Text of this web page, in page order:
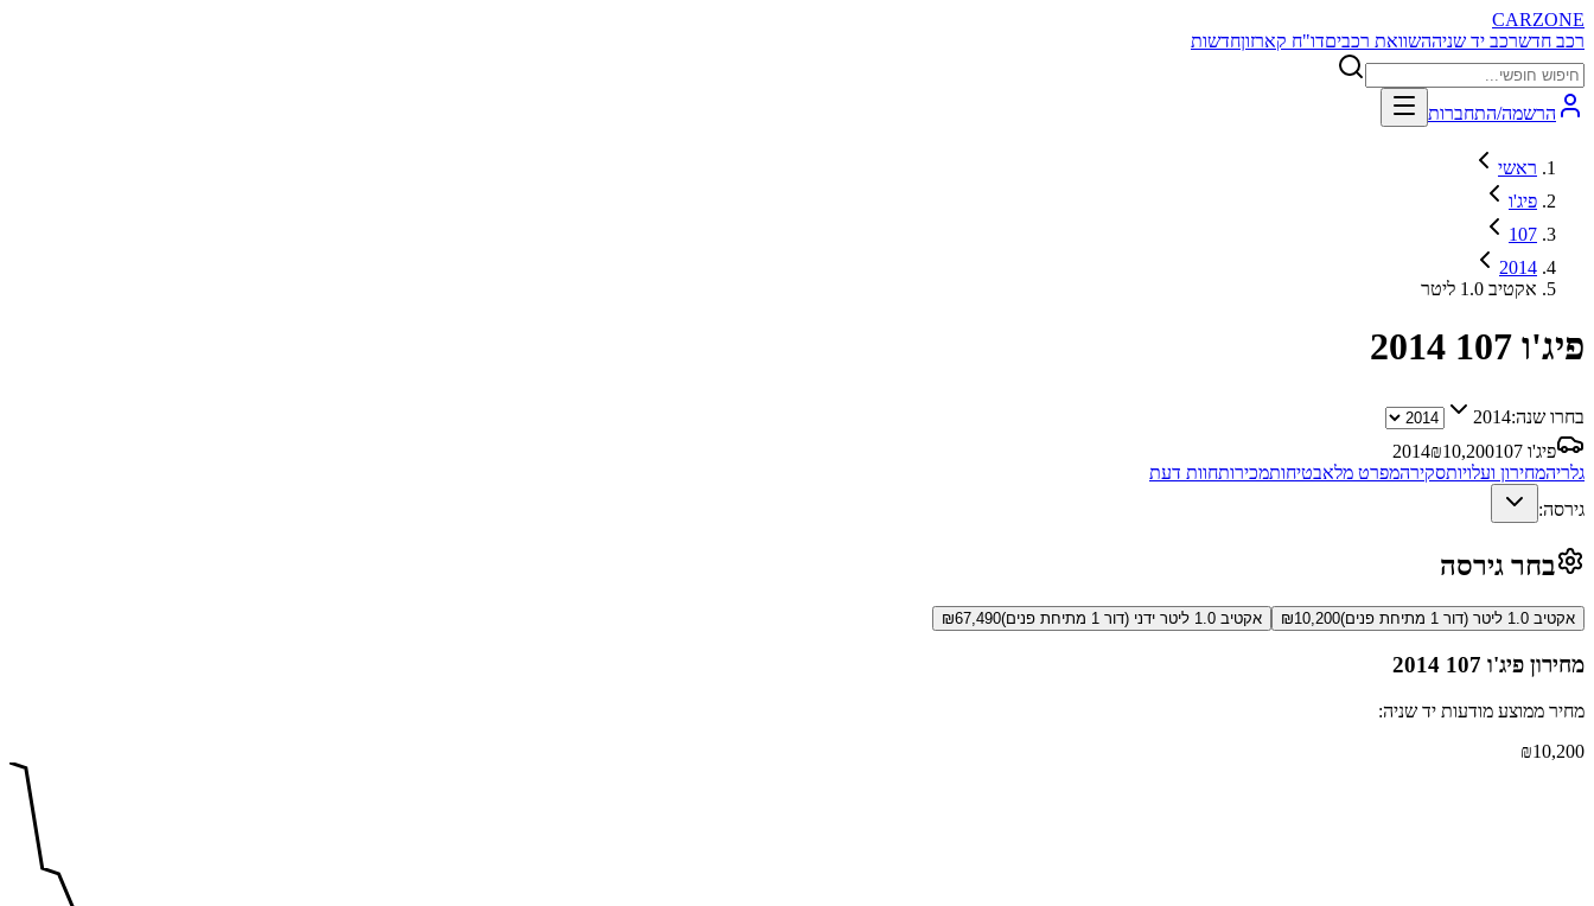
CARZONE
רכב חדשרכב יד שניההשוואת רכביםדו"ח קארזוןחדשות
הרשמה/התחברות
ראשי
פיג'ו
107
2014
אקטיב 1.0 ליטר
פיג'ו 107 2014
בחרו שנה:2014
פיג'ו 107
2014₪10,200
גלריהמחירון ועלויותסקירהמפרט מלאבטיחותמכירותחוות דעת
גירסה:
בחר גירסה
אקטיב 1.0 ליטר (דור 1 מתיחת פנים) ₪10,200 אקטיב 1.0 ליטר ידני (דור 1 מתיחת פנים) ₪67,490
מחירון פיג'ו 107 2014
מחיר ממוצע מודעות יד שניה:
₪10,200